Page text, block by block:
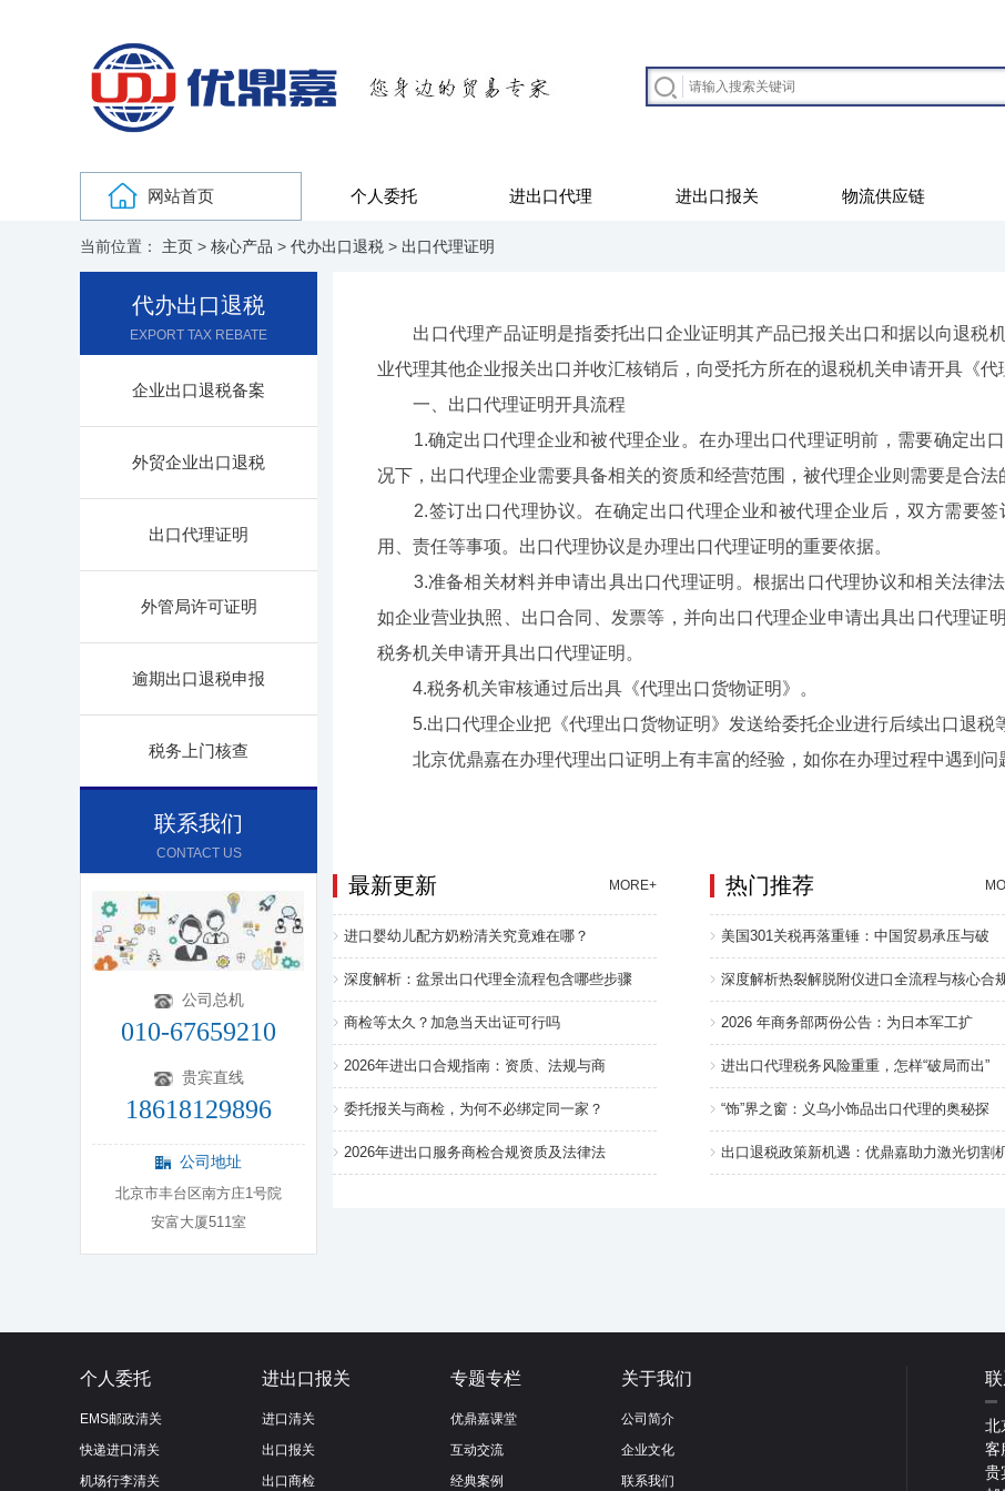
网站首页 个人委托 进出口代理 进出口报关 物流供应链
当前位置： 主页 > 核心产品 > 代办出口退税 > 出口代理证明
代办出口退税
EXPORT TAX REBATE
企业出口退税备案
外贸企业出口退税
出口代理证明
外管局许可证明
逾期出口退税申报
税务上门核查
联系我们
CONTACT US
公司总机
010-67659210
贵宾直线
18618129896
公司地址
北京市丰台区南方庄1号院
安富大厦511室
出口代理产品证明是指委托出口企业证明其产品已报关出口和据以向退税
业代理其他企业报关出口并收汇核销后，向受托方所在的退税机关申请开具《代
一、出口代理证明开具流程
1.确定出口代理企业和被代理企业。在办理出口代理证明前，需要确定出
况下，出口代理企业需要具备相关的资质和经营范围，被代理企业则需要是合法
2.签订出口代理协议。在确定出口代理企业和被代理企业后，双方需要签
用、责任等事项。出口代理协议是办理出口代理证明的重要依据。
3.准备相关材料并申请出具出口代理证明。根据出口代理协议和相关法律法
如企业营业执照、出口合同、发票等，并向出口代理企业申请出具出口代理证
税务机关申请开具出口代理证明。
4.税务机关审核通过后出具《代理出口货物证明》。
5.出口代理企业把《代理出口货物证明》发送给委托企业进行后续出口退税
北京优鼎嘉在办理代理出口证明上有丰富的经验，如你在办理过程中遇到问
最新更新 MORE+
进口婴幼儿配方奶粉清关究竟难在哪？
深度解析：盆景出口代理全流程包含哪些步骤
商检等太久？加急当天出证可行吗
2026年进出口合规指南：资质、法规与商
委托报关与商检，为何不必绑定同一家？
2026年进出口服务商检合规资质及法律法
热门推荐
美国301关税再落重锤：中国贸易承压与破
深度解析热裂解脱附仪进口全流程与核心合
2026 年商务部两份公告：为日本军工扩
进出口代理税务风险重重，怎样“破局而出”
“饰”界之窗：义乌小饰品出口代理的奥秘探
出口退税政策新机遇：优鼎嘉助力激光切割
个人委托
EMS邮政清关
快递进口清关
机场行李清关
进出口报关
进口清关
出口报关
出口商检
专题专栏
优鼎嘉课堂
互动交流
经典案例
关于我们
公司简介
企业文化
联系我们
北
客
贵